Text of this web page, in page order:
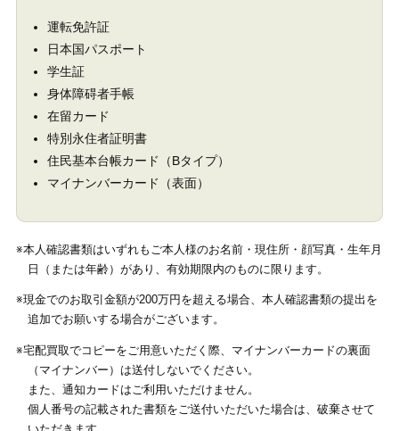
運転免許証
日本国パスポート
学生証
身体障碍者手帳
在留カード
特別永住者証明書
住民基本台帳カード（Bタイプ）
マイナンバーカード（表面）
※本人確認書類はいずれもご本人様のお名前・現住所・顔写真・生年月
日（または年齢）があり、有効期限内のものに限ります。
※現金でのお取引金額が200万円を超える場合、本人確認書類の提出を
追加でお願いする場合がございます。
※宅配買取でコピーをご用意いただく際、マイナンバーカードの裏面
（マイナンバー）は送付しないでください。
また、通知カードはご利用いただけません。
個人番号の記載された書類をご送付いただいた場合は、破棄させて